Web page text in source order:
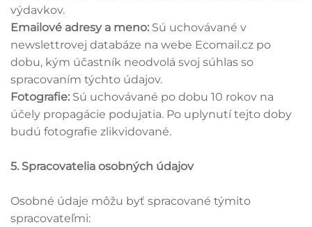
výdavkov.
Emailové adresy a meno: Sú uchovávané v
newslettrovej databáze na webe Ecomail.cz po
dobu, kým účastník neodvolá svoj súhlas so
spracovaním týchto údajov.
Fotografie: Sú uchovávané po dobu 10 rokov na
účely propagácie podujatia. Po uplynutí tejto doby
budú fotografie zlikvidované.
5. Spracovatelia osobných údajov
Osobné údaje môžu byť spracované týmito
spracovateľmi: